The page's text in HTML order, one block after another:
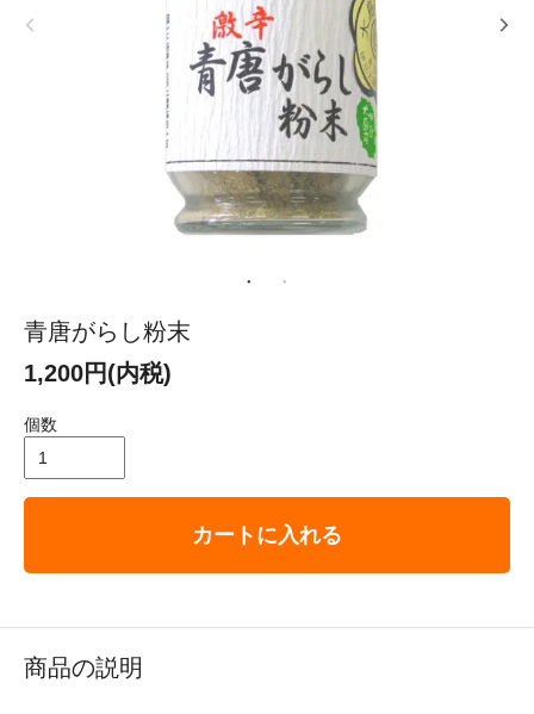
青唐がらし粉末
1,200円(内税)
個数
カートに入れる
商品の説明